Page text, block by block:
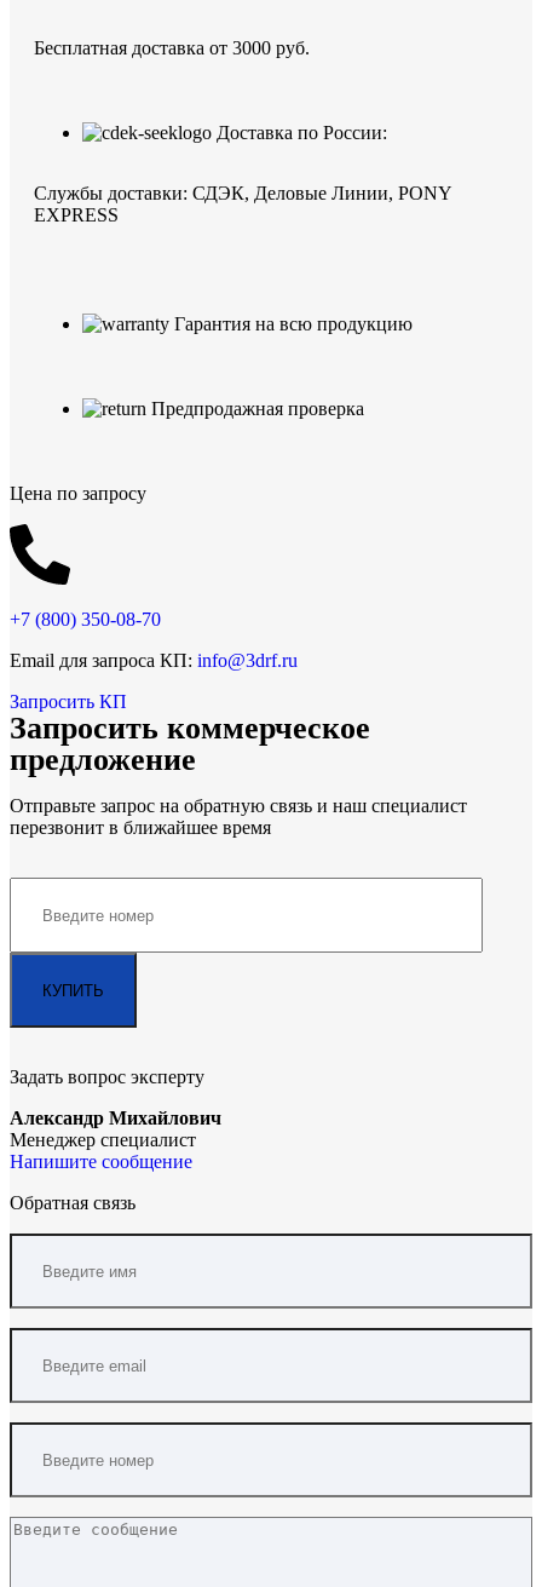
Бесплатная доставка от 3000 руб.
Доставка по России:
Службы доставки: СДЭК, Деловые Линии, PONY
EXPRESS
Гарантия на всю продукцию
Предпродажная проверка
Цена по запросу
+7 (800) 350-08-70
Email для запроса КП: info@3drf.ru
Запросить КП
Запросить коммерческое
предложение
Отправьте запрос на обратную связь и наш специалист
перезвонит в ближайшее время
Задать вопрос эксперту
Александр Михайлович
Менеджер специалист
Напишите сообщение
Обратная связь